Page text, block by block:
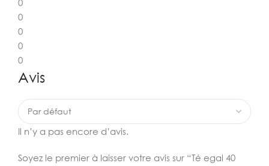
0
0
0
0
0
Avis
Il n’y a pas encore d’avis.
Soyez le premier à laisser votre avis sur “Té egal 40